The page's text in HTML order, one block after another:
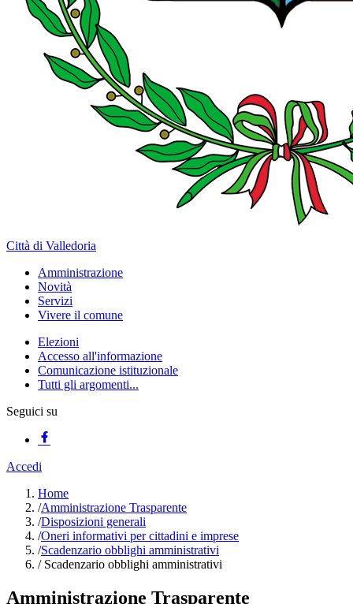
Città di Valledoria
Amministrazione
Novità
Servizi
Vivere il comune
Elezioni
Accesso all'informazione
Comunicazione istituzionale
Tutti gli argomenti...
Seguici su
Accedi
Home
/Amministrazione Trasparente
/Disposizioni generali
/Oneri informativi per cittadini e imprese
/Scadenzario obblighi amministrativi
/Scadenzario obblighi amministrativi
Amministrazione Trasparente